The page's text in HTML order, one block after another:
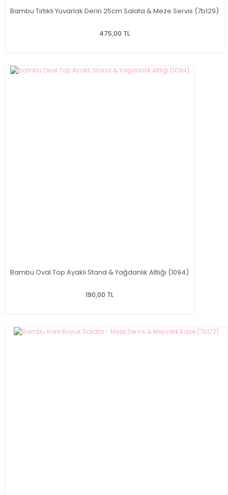
Bambu Tırtıklı Yuvarlak Derin 25cm Salata & Meze Servis (7b129)
475,00 TL
Bambu Oval Top Ayaklı Stand & Yağdanlık Altlığı (1094)
190,00 TL